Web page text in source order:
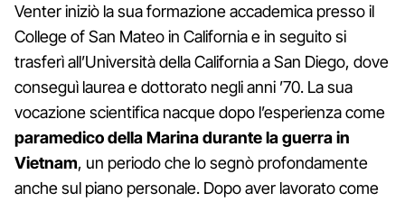
Venter iniziò la sua formazione accademica presso il
College of San Mateo in California e in seguito si
trasferì all’Università della California a San Diego, dove
conseguì laurea e dottorato negli anni ’70. La sua
vocazione scientifica nacque dopo l’esperienza come
paramedico della Marina durante la guerra in
Vietnam, un periodo che lo segnò profondamente
anche sul piano personale. Dopo aver lavorato come